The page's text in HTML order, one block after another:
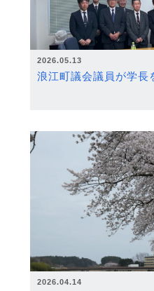
2026.05.13
浪江町議会議員が学長
2026.04.14